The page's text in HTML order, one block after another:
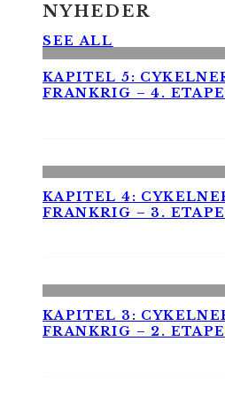
NYHEDER
SEE ALL
KAPITEL 5:
FRANKRIG – 4.
KAPITEL 4:
FRANKRIG – 3. ETAPE
KAPITEL 3:
FRANKRIG – 2. ETAPE